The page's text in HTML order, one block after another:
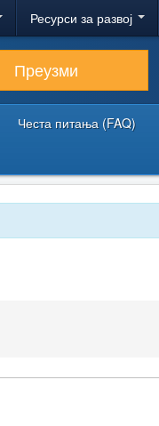
Ресурси за развој
Преузми
Честа питања (FAQ)